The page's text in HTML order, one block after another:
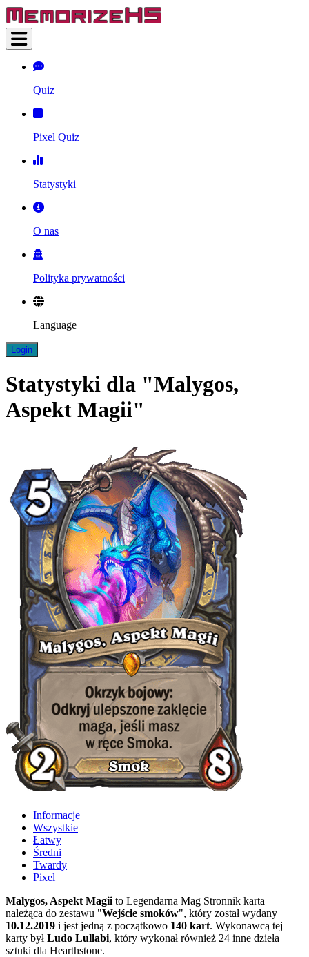
Quiz
Pixel Quiz
Statystyki
O nas
Polityka prywatności
Language
Login
Statystyki dla "Malygos,
Aspekt Magii"
Informacje
Wszystkie
Łatwy
Średni
Twardy
Pixel
Malygos, Aspekt Magii to Legendarna Mag Stronnik karta
należąca do zestawu "Wejście smoków", który został wydany
10.12.2019 i jest jedną z początkowo 140 kart. Wykonawcą tej
karty byłLudo Lullabi, który wykonał również 24 inne dzieła
sztuki dla Hearthstone.